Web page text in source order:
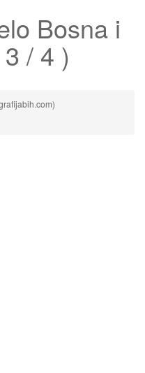
Bosna i
/ 4 )